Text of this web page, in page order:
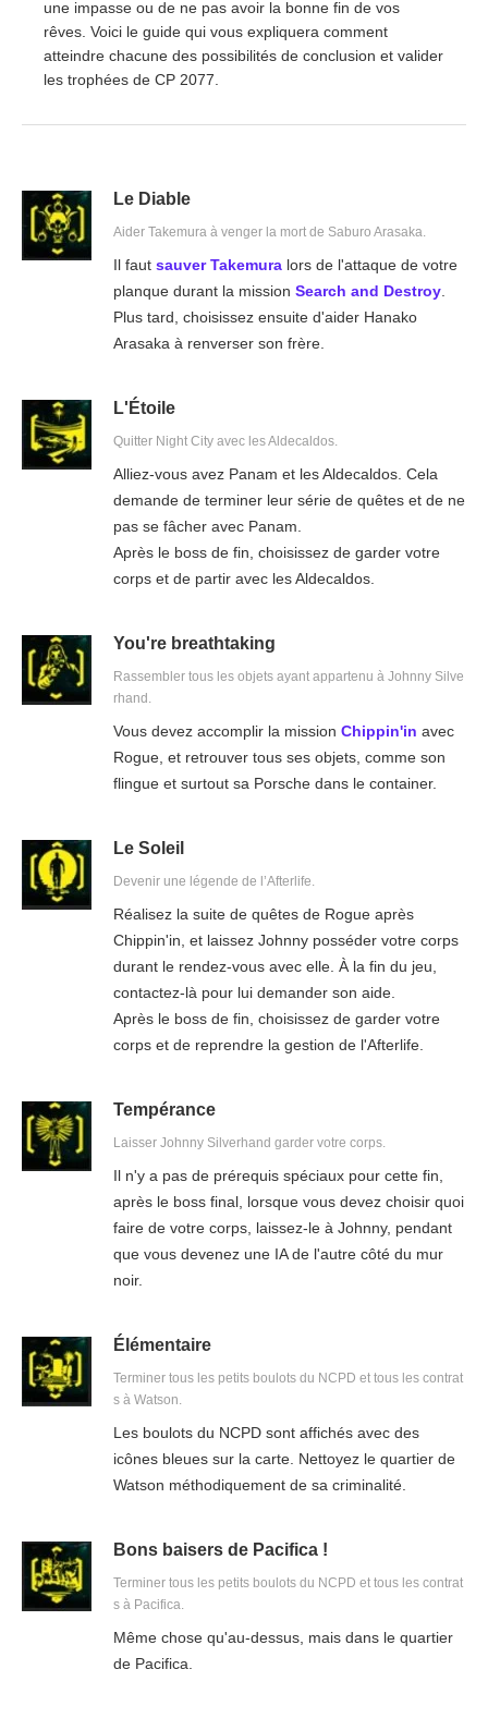
une impasse ou de ne pas avoir la bonne fin de vos
rêves. Voici le guide qui vous expliquera comment
atteindre chacune des possibilités de conclusion et valider
les trophées de CP 2077.
Le Diable
Aider Takemura à venger la mort de Saburo Arasaka.
Il faut sauver Takemuralors de l'attaque de votre
planque durant la mission Search and Destroy.
Plus tard, choisissez ensuite d'aider Hanako
Arasaka à renverser son frère.
L'Étoile
Quitter Night City avec les Aldecaldos.
Alliez-vous avez Panam et les Aldecaldos. Cela
demande de terminer leur série de quêtes et de ne
pas se fâcher avec Panam.
Après le boss de fin, choisissez de garder votre
corps et de partir avec les Aldecaldos.
You're breathtaking
Rassembler tous les objets ayant appartenu à Johnny Silve
rhand.
Vous devez accomplir la mission Chippin'in avec
Rogue, et retrouver tous ses objets, comme son
flingue et surtout sa Porsche dans le container.
Le Soleil
Devenir une légende de l’Afterlife.
Réalisez la suite de quêtes de Rogue après
Chippin'in, et laissez Johnny posséder votre corps
durant le rendez-vous avec elle. À la fin du jeu,
contactez-là pour lui demander son aide.
Après le boss de fin, choisissez de garder votre
corps et de reprendre la gestion de l'Afterlife.
Tempérance
Laisser Johnny Silverhand garder votre corps.
Il n'y a pas de prérequis spéciaux pour cette fin,
après le boss final, lorsque vous devez choisir quoi
faire de votre corps, laissez-le à Johnny, pendant
que vous devenez une IA de l'autre côté du mur
noir.
Élémentaire
Terminer tous les petits boulots du NCPD et tous les contrat
s à Watson.
Les boulots du NCPD sont affichés avec des
icônes bleues sur la carte. Nettoyez le quartier de
Watson méthodiquement de sa criminalité.
Bons baisers de Pacifica !
Terminer tous les petits boulots du NCPD et tous les contrat
s à Pacifica.
Même chose qu'au-dessus, mais dans le quartier
de Pacifica.